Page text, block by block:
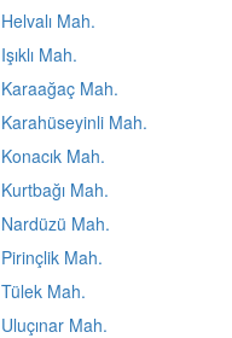
Helvalı Mah.
Işıklı Mah.
Karaağaç Mah.
Karahüseyinli Mah.
Konacık Mah.
Kurtbağı Mah.
Nardüzü Mah.
Pirinçlik Mah.
Tülek Mah.
Uluçınar Mah.